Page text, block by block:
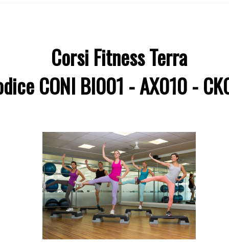
Corsi Fitness Terra
CONI BI001 - AX010 -